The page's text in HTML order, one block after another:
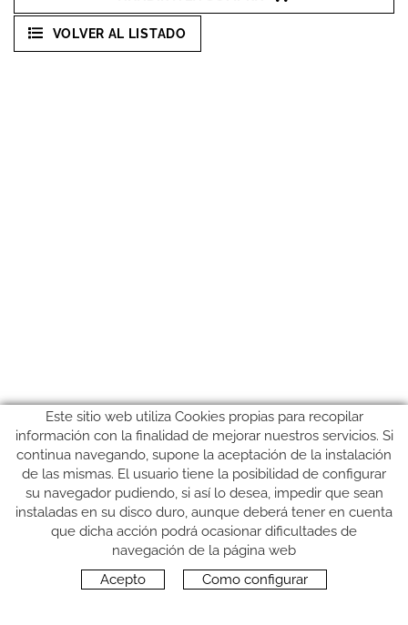
VOLVER AL LISTADO
SÍGUENOS
Este sitio web utiliza Cookies propias para recopilar
información con la finalidad de mejorar nuestros servicios. Si
continua navegando, supone la aceptación de la instalación
de las mismas. El usuario tiene la posibilidad de configurar
su navegador pudiendo, si así lo desea, impedir que sean
instaladas en su disco duro, aunque deberá tener en cuenta
que dicha acción podrá ocasionar dificultades de
navegación de la página web
Acepto
Como configurar